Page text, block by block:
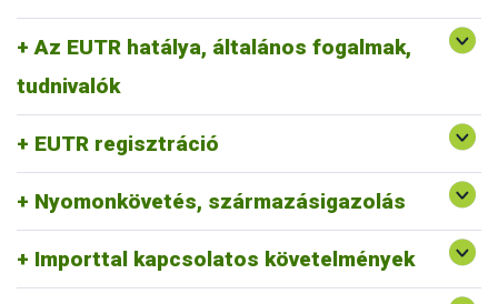
Az EUTR hatálya, általános fogalmak,
tudnivalók
EUTR regisztráció
Nyomonkövetés, származásigazolás
Importtal kapcsolatos követelmények
kérelemmel?
Erre a vonatkozó jogszabályi környezet alapján nincs
lehetőség.